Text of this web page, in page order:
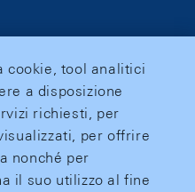
cookie, tool analitici
a disposizione
richiesti, per
per offrire
nonché per
il suo utilizzo al fine